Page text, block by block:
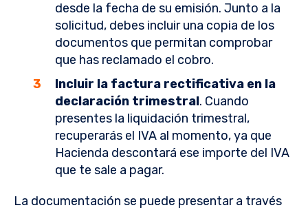
desde la fecha de su emisión. Junto a la
solicitud, debes incluir una copia de los
documentos que permitan comprobar
que has reclamado el cobro.
Incluir la factura rectificativa en la
declaración trimestral. Cuando
presentes la liquidación trimestral,
recuperarás el IVA al momento, ya que
Hacienda descontará ese importe del IVA
que te sale a pagar.
La documentación se puede presentar a través